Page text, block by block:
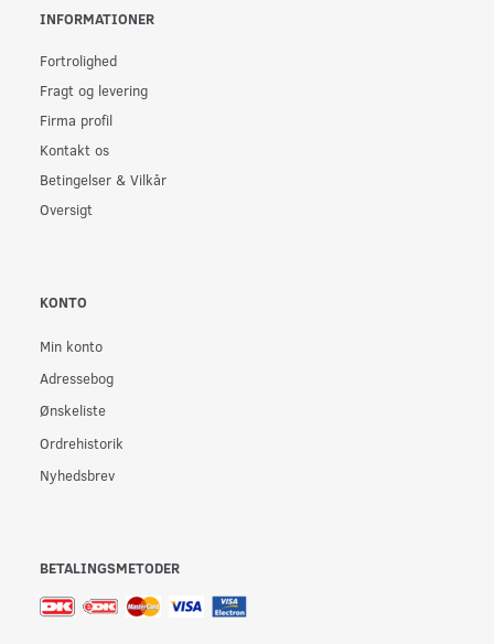
INFORMATIONER
Fortrolighed
Fragt og levering
Firma profil
Kontakt os
Betingelser & Vilkår
Oversigt
KONTO
Min konto
Adressebog
Ønskeliste
Ordrehistorik
Nyhedsbrev
BETALINGSMETODER